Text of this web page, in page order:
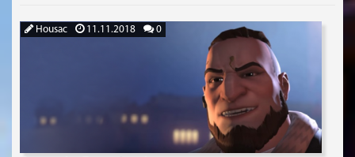
Housac 11.11.2018 0